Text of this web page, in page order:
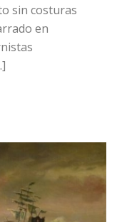
sin costuras
en